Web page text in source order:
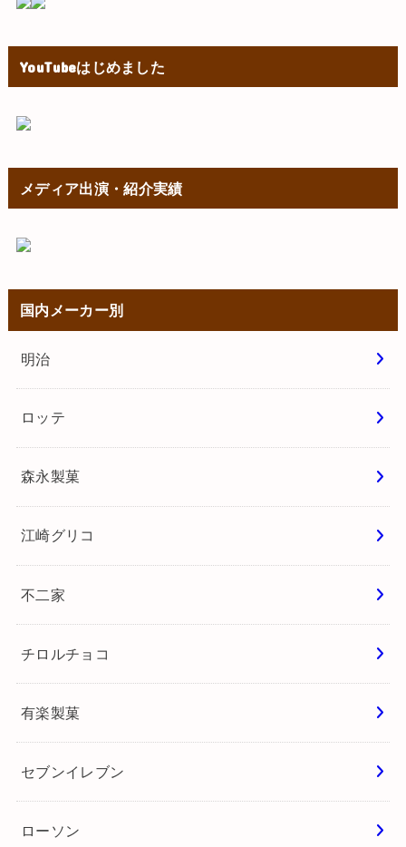
YouTubeはじめました
メディア出演・紹介実績
国内メーカー別
明治
ロッテ
森永製菓
江崎グリコ
不二家
チロルチョコ
有楽製菓
セブンイレブン
ローソン